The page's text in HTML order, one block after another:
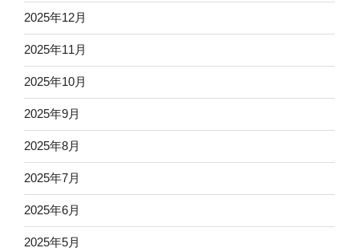
2025年12月
2025年11月
2025年10月
2025年9月
2025年8月
2025年7月
2025年6月
2025年5月